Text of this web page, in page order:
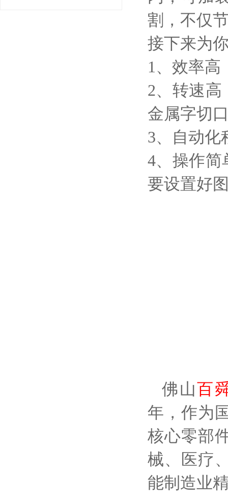
割，不仅
接下来为
1、效率高
2、转速高
金属字切
3、自动化
4、操作简
要设置好
佛山百
年，作为
核心零部
械、医疗
能制造业